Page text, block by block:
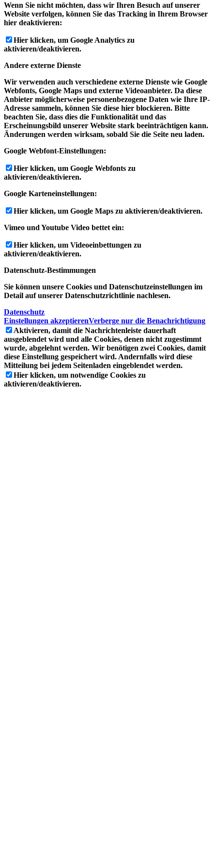
Wenn Sie nicht möchten, dass wir Ihren Besuch auf unserer
Website verfolgen, können Sie das Tracking in Ihrem Browser
hier deaktivieren:
Hier klicken, um Google Analytics zu
aktivieren/deaktivieren.
Andere externe Dienste
Wir verwenden auch verschiedene externe Dienste wie Google
Webfonts, Google Maps und externe Videoanbieter. Da diese
Anbieter möglicherweise personenbezogene Daten wie Ihre IP-
Adresse sammeln, können Sie diese hier blockieren. Bitte
beachten Sie, dass dies die Funktionalität und das
Erscheinungsbild unserer Website stark beeinträchtigen kann.
Änderungen werden wirksam, sobald Sie die Seite neu laden.
Google Webfont-Einstellungen:
Hier klicken, um Google Webfonts zu
aktivieren/deaktivieren.
Google Karteneinstellungen:
Hier klicken, um Google Maps zu aktivieren/deaktivieren.
Vimeo und Youtube Video bettet ein:
Hier klicken, um Videoeinbettungen zu
aktivieren/deaktivieren.
Datenschutz-Bestimmungen
Sie können unsere Cookies und Datenschutzeinstellungen im
Detail auf unserer Datenschutzrichtlinie nachlesen.
Datenschutz
Einstellungen akzeptierenVerberge nur die Benachrichtigung
Aktivieren, damit die Nachrichtenleiste dauerhaft
ausgeblendet wird und alle Cookies, denen nicht zugestimmt
wurde, abgelehnt werden. Wir benötigen zwei Cookies, damit
diese Einstellung gespeichert wird. Andernfalls wird diese
Mitteilung bei jedem Seitenladen eingeblendet werden.
Hier klicken, um notwendige Cookies zu
aktivieren/deaktivieren.